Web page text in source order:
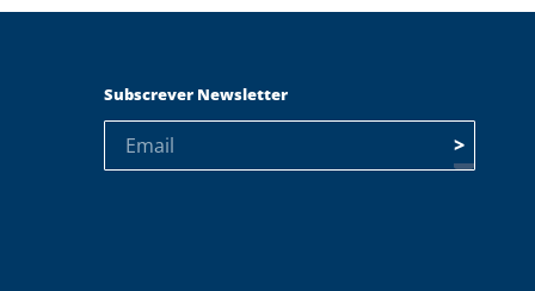
Subscrever Newsletter
>